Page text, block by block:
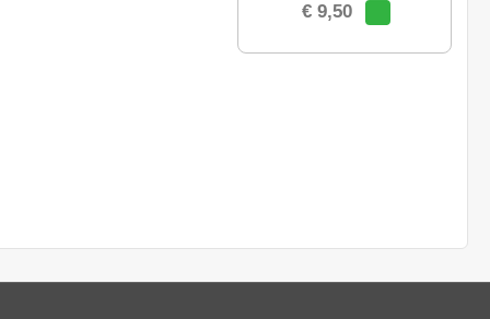
€ 9,50